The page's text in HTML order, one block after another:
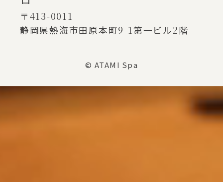
〒413-0011
静岡県熱海市田原本町9-1第一ビル2階
© ATAMI Spa